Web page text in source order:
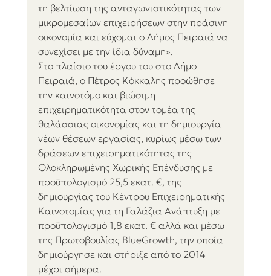
τη βελτίωση της ανταγωνιστικότητας των
μικρομεσαίων επιχειρήσεων στην πράσινη
οικονομία και εύχομαι ο Δήμος Πειραιά να
συνεχίσει με την ίδια δύναμη».
Στο πλαίσιο του έργου του στο Δήμο
Πειραιά, ο Πέτρος Κόκκαλης προώθησε
την καινοτόμο και βιώσιμη
επιχειρηματικότητα στον τομέα της
θαλάσσιας οικονομίας και τη δημιουργία
νέων θέσεων εργασίας, κυρίως μέσω των
δράσεων επιχειρηματικότητας της
Ολοκληρωμένης Χωρικής Επένδυσης με
προϋπολογισμό 25,5 εκατ. €, της
δημιουργίας του Κέντρου Επιχειρηματικής
Καινοτομίας για τη Γαλάζια Ανάπτυξη με
προϋπολογισμό 1,8 εκατ. € αλλά και μέσω
της Πρωτοβουλίας BlueGrowth, την οποία
δημιούργησε και στήριξε από το 2014
μέχρι σήμερα.